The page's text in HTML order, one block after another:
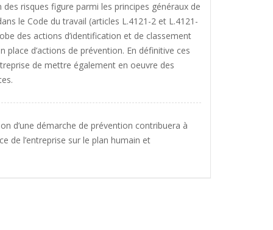
des risques figure parmi les principes généraux de
le Code du travail (articles L.4121-2 et L.4121-
des actions d’identification et de classement
place d’actions de prévention. En définitive ces
de mettre également en oeuvre des
d’une démarche de prévention contribuera à
de l’entreprise sur le plan humain et